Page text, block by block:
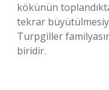
kökünün
tekrar
Turpgiller
biridir.